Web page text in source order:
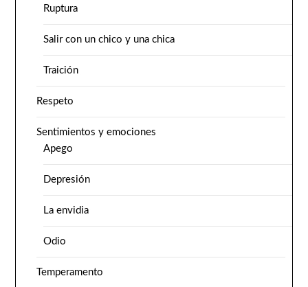
Ruptura
Salir con un chico y una chica
Traición
Respeto
Sentimientos y emociones
Apego
Depresión
La envidia
Odio
Temperamento